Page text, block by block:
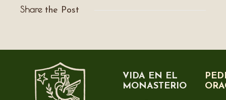
Sharethe Post
VIDA EN EL
MONASTERIO